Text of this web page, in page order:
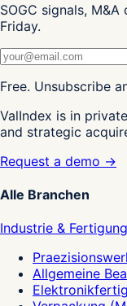
SOGC signals,
Friday.
Free. Unsubscribe
ValIndex is in
and strategic
Request a demo →
Alle Branchen
Industrie & Fertigung
Allgemeine